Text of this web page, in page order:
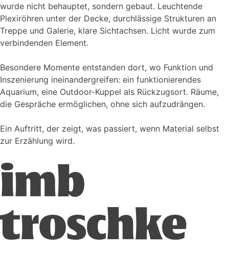
wurde nicht behauptet, sondern gebaut. Leuchtende
Plexiröhren unter der Decke, durchlässige Strukturen an
Treppe und Galerie, klare Sichtachsen. Licht wurde zum
verbindenden Element.
Besondere Momente entstanden dort, wo Funktion und
Inszenierung ineinandergreifen: ein funktionierendes
Aquarium, eine Outdoor-Kuppel als Rückzugsort. Räume,
die Gespräche ermöglichen, ohne sich aufzudrängen.
Ein Auftritt, der zeigt, was passiert, wenn Material selbst
zur Erzählung wird.
imb
troschke